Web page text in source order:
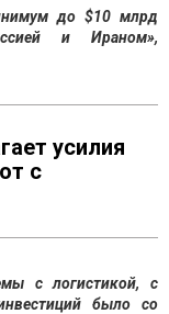
до $10 млрд
и Ираном»,
усилия
с
с логистикой, с
было со